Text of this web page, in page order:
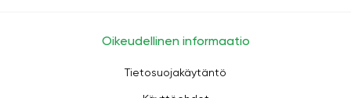
Oikeudellinen informaatio
Tietosuojakäytäntö